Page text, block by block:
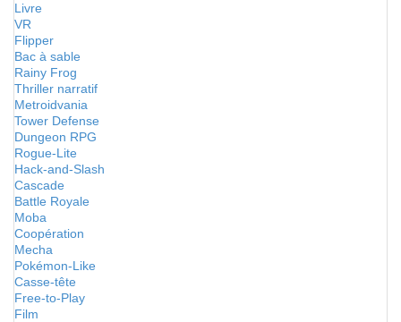
Livre
VR
Flipper
Bac à sable
Rainy Frog
Thriller narratif
Metroidvania
Tower Defense
Dungeon RPG
Rogue-Lite
Hack-and-Slash
Cascade
Battle Royale
Moba
Coopération
Mecha
Pokémon-Like
Casse-tête
Free-to-Play
Film